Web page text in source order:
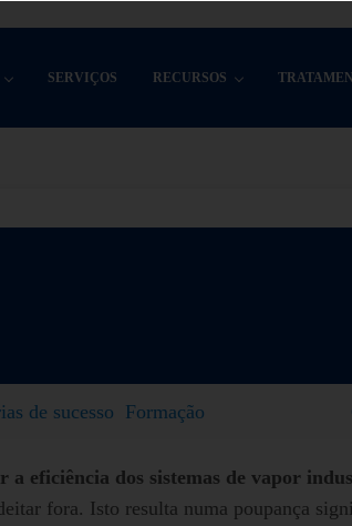
SERVIÇOS RECURSOS
de sucesso Formação
a eficiência dos sistemas de vapor
fora. Isto resulta numa poupança